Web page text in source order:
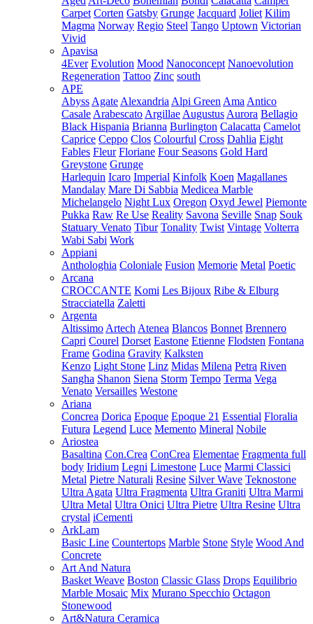
Carpet Corten Gatsby Grunge Jacquard Joliet Kilim
Magma Norway Regio Steel Tango Uptown Victorian
Vivid
Apavisa
4Ever Evolution Mood Nanoconcept Nanoevolution
Regeneration Tattoo Zinc south
APE
Abyss Agate Alexandria Alpi Green Ama Antico
Casale Arabescato Argillae Augustus Aurora Bellagio
Black Hispania Brianna Burlington Calacatta Camelot
Caprice Ceppo Clos Colourful Cross Dahlia Eight
Fables Fleur Floriane Four Seasons Gold Hard
Greystone Grunge
Harlequin Icaro Imperial Kinfolk Koen Magallanes
Mandalay Mare Di Sabbia Medicea Marble
Michelangelo Night Lux Oregon Oxyd Jewel Piemonte
Pukka Raw Re Use Reality Savona Seville Snap Souk
Statuary Venato Tibur Tonality Twist Vintage Volterra
Wabi Sabi Work
Appiani
Anthologhia Coloniale Fusion Memorie Metal Poetic
Arcana
CROCCANTE Komi Les Bijoux Ribe & Elburg
Stracciatella Zaletti
Argenta
Altissimo Artech Atenea Blancos Bonnet Brennero
Capri Courel Dorset Eastone Etienne Flodsten Fontana
Frame Godina Gravity Kalksten
Kenzo Light Stone Linz Midas Milena Petra Riven
Sangha Shanon Siena Storm Tempo Terma Vega
Venato Versailles Westone
Ariana
Concrea Dorica Epoque Epoque 21 Essential Floralia
Futura Legend Luce Memento Mineral Nobile
Ariostea
Basaltina Con.Crea ConCrea Elementae Fragmenta full
body Iridium Legni Limestone Luce Marmi Classici
Metal Pietre Naturali Resine Silver Wave Teknostone
Ultra Agata Ultra Fragmenta Ultra Graniti Ultra Marmi
Ultra Metal Ultra Onici Ultra Pietre Ultra Resine Ultra
crystal iCementi
ArkLam
Basic Line Countertops Marble Stone Style Wood And
Concrete
Art And Natura
Basket Weave Boston Classic Glass Drops Equilibrio
Marble Mosaic Mix Murano Specchio Octagon
Stonewood
Art&Natura Ceramica